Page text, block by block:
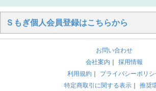
Ｓもぎ個人会員登録はこちらから
お問い合わせ
会社案内
採用情報
利用規約
プライバシーポリシ
特定商取引に関する表示
推奨